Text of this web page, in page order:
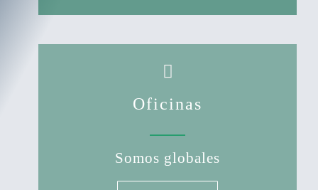
Oficinas
Somos globales